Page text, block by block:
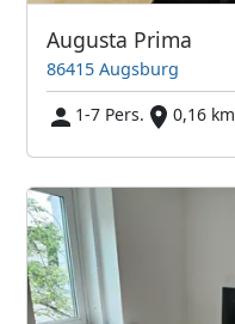
Augusta Prima
86415 Augsburg
1-7 Pers.
0,16 km